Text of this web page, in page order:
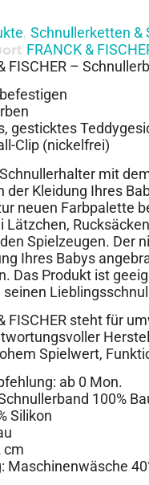
, Schnullerketten &
FRANCK &
FISCHER –
gesticktes
Clip (nickelfrei)
mit
der Kleidung Ihres
neuen Farbpalette
Lätzchen,
Spielzeugen. Der
Ihres Babys
Das Produkt ist
seinen
FISCHER steht für
Spielwert,
ab 0 Mon.
100%
Silikon
cm
Maschinenwäsche